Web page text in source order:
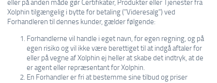
eller på anden måde gør Certifikater, Produkter eller Tjenester fra
Xolphin tilgængelig i bytte for betaling ("Videresalg") ved
Forhandleren til dennes kunder, gælder følgende:
Forhandlerne vil handle i eget navn, for egen regning, og på
egen risiko og vil ikke være berettiget til at indgå aftaler for
eller på vegne af Xolphin ej heller at skabe det indtryk, at de
er agent eller repræsentant for Xolphin.
En Forhandler er fri at bestemme sine tilbud og priser